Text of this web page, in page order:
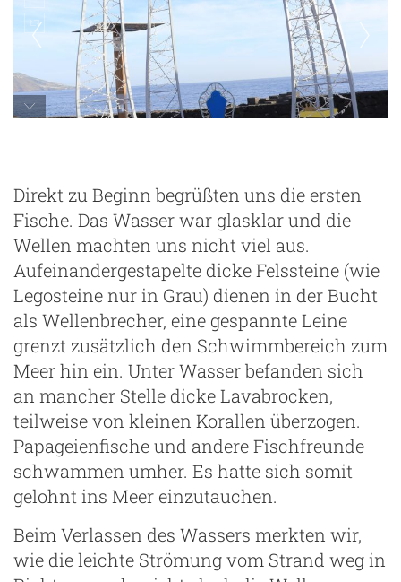
Direkt zu Beginn begrüßten uns die ersten
Fische. Das Wasser war glasklar und die
Wellen machten uns nicht viel aus.
Aufeinandergestapelte dicke Felssteine (wie
Legosteine nur in Grau) dienen in der Bucht
als Wellenbrecher, eine gespannte Leine
grenzt zusätzlich den Schwimmbereich zum
Meer hin ein. Unter Wasser befanden sich
an mancher Stelle dicke Lavabrocken,
teilweise von kleinen Korallen überzogen.
Papageienfische und andere Fischfreunde
schwammen umher. Es hatte sich somit
gelohnt ins Meer einzutauchen.
Beim Verlassen des Wassers merkten wir,
wie die leichte Strömung vom Strand weg in